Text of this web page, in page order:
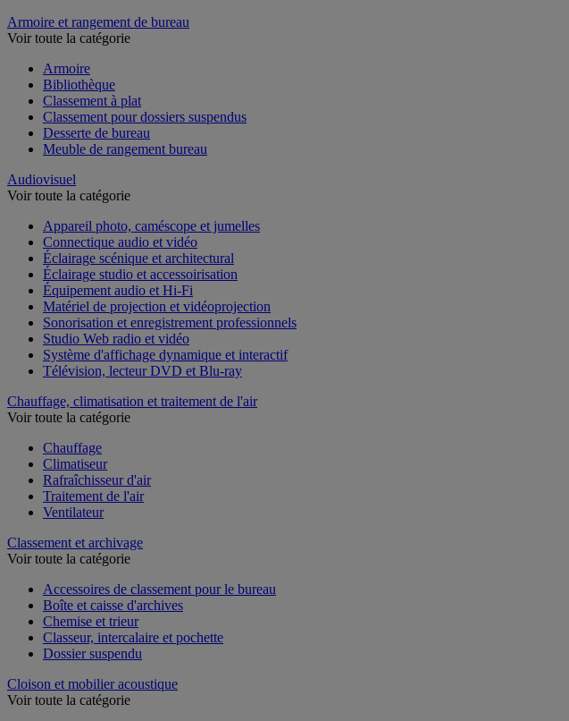
Armoire et rangement de bureau
Voir toute la catégorie
Armoire
Bibliothèque
Classement à plat
Classement pour dossiers suspendus
Desserte de bureau
Meuble de rangement bureau
Audiovisuel
Voir toute la catégorie
Appareil photo, caméscope et jumelles
Connectique audio et vidéo
Éclairage scénique et architectural
Éclairage studio et accessoirisation
Équipement audio et Hi-Fi
Matériel de projection et vidéoprojection
Sonorisation et enregistrement professionnels
Studio Web radio et vidéo
Système d'affichage dynamique et interactif
Télévision, lecteur DVD et Blu-ray
Chauffage, climatisation et traitement de l'air
Voir toute la catégorie
Chauffage
Climatiseur
Rafraîchisseur d'air
Traitement de l'air
Ventilateur
Classement et archivage
Voir toute la catégorie
Accessoires de classement pour le bureau
Boîte et caisse d'archives
Chemise et trieur
Classeur, intercalaire et pochette
Dossier suspendu
Cloison et mobilier acoustique
Voir toute la catégorie